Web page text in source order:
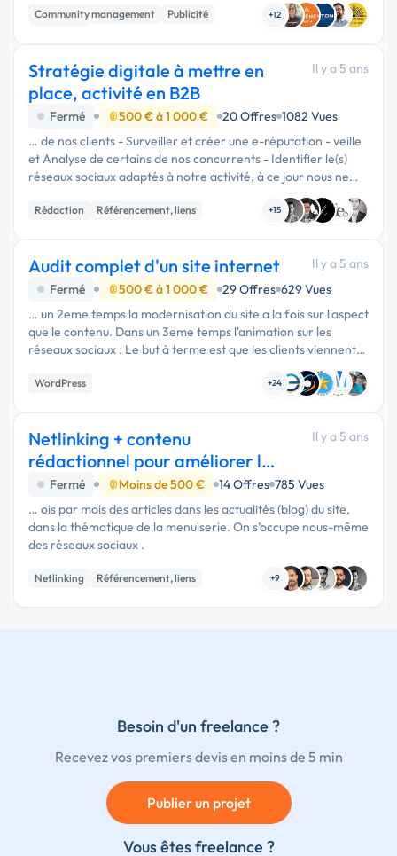
sont localisée...
Community management
Publicité
+12
Stratégie digitale à mettre en
place, activité en B2B
Il y a 5 ans
Fermé 500 € à 1 000 € 20 Offres 1082 Vues
… de nos clients - Surveiller et créer une e-réputation - veille
et Analyse de certains de nos concurrents - Identifier le(s)
réseaux sociaux adaptés à notre activité, à ce jour nous ne
sommes pas présent sur les réseaux sociaux - Mettre au …
Rédaction Référencement, liens +15
Audit complet d'un site internet
Il y a 5 ans
Fermé
500 € à 1 000 € 29 Offres 629 Vues
… un 2eme temps la modernisation du site a la fois sur l'aspect
que le contenu. Dans un 3eme temps l'animation sur les
réseaux sociaux . Le but à terme est que les clients viennent
WordPress +24
Netlinking + contenu
rédactionnel pour améliorer le
classement
Il y a 5 ans
Fermé Moins de 500 € 14 Offres 785 Vues
… ois par mois des articles dans les actualités (blog) du site,
dans la thématique de la menuiserie. On s’occupe nous-même
des réseaux sociaux .
Netlinking Référencement, liens +9
Besoin d'un freelance ?
Recevez vos premiers devis en moins de 5 min
Publier un projet
Vous êtes freelance ?